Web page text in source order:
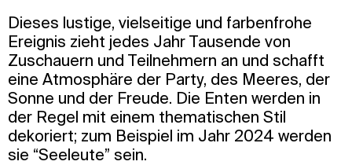
Dieses lustige, vielseitige und farbenfrohe
Ereignis zieht jedes Jahr Tausende von
Zuschauern und Teilnehmern an und schafft
eine Atmosphäre der Party, des Meeres, der
Sonne und der Freude. Die Enten werden in
der Regel mit einem thematischen Stil
dekoriert; zum Beispiel im Jahr 2024 werden
sie “Seeleute” sein.